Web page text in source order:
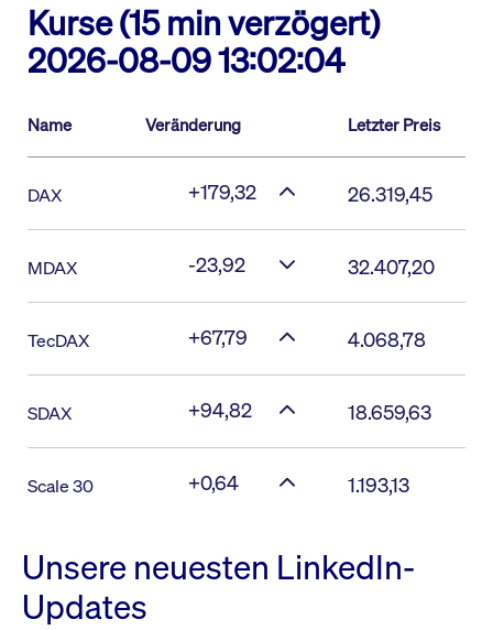
Kurse (15 min verzögert)
2026-08-09 13:02:04
Name Veränderung Letzter Preis
DAX +179,32 26.319,45
MDAX -23,92 32.407,20
TecDAX +67,79 4.068,78
SDAX +94,82 18.659,63
Scale 30 +0,64 1.193,13
Unsere neuesten LinkedIn-
Updates